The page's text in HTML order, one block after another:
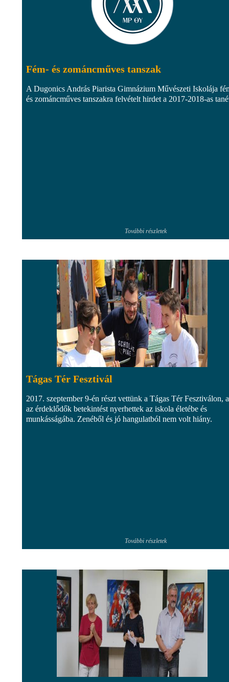
Fém- és zománcműves tanszak
A Dugonics András Piarista Gimnázium Művészeti Iskolája
és zománcműves tanszakra felvételt hirdet a 2017-2018-as
További részletek
Tágas Tér Fesztivál
2017. szeptember 9-én részt vettünk a Tágas Tér Fesztiválon,
az érdeklődők betekintést nyerhettek az iskola életébe és
munkásságába. Zenéből és jó hangulatból nem volt hiány.
További részletek